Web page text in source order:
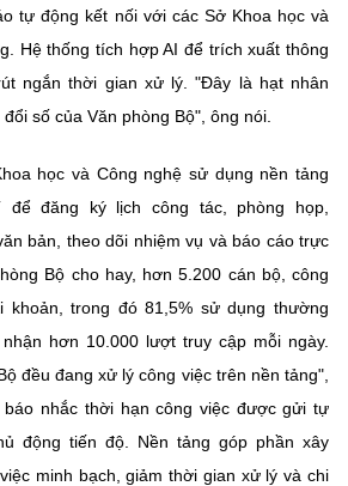
khi phát hành lại thông tin từ
tự động kết nối với các Sở Khoa học và
Hệ thống tích hợp AI để trích xuất thông
ngắn thời gian xử lý. "Đây là hạt nhân
số của Văn phòng Bộ", ông nói.
học và Công nghệ sử dụng nền tảng
để đăng ký lịch công tác, phòng họp,
bản, theo dõi nhiệm vụ và báo cáo trực
Bộ cho hay, hơn 5.200 cán bộ, công
khoản, trong đó 81,5% sử dụng thường
hơn 10.000 lượt truy cập mỗi ngày.
đều đang xử lý công việc trên nền tảng",
nhắc thời hạn công việc được gửi tự
động tiến độ. Nền tảng góp phần xây
minh bạch, giảm thời gian xử lý và chi